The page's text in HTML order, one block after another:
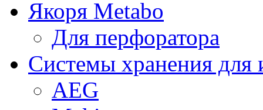
Якоря Metabo
Для перфоратора
Системы хранения для
AEG